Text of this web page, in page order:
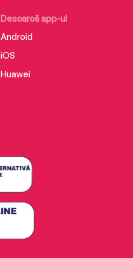
Descarcă app-ul
Android
iOS
Huawei